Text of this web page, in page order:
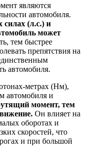
являются
автомобиля.
(л.с.) и
может
тем быстрее
препятствия на
автомобиля.
метрах (Нм),
автомобиля и
момент, тем
Он влияет на
оборотах и
скоростей, что
и при большой